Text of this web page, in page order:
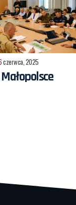
czerwca, 2025